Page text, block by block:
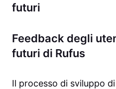
futuri
Feedback degli
futuri di Rufus
Il processo di sviluppo